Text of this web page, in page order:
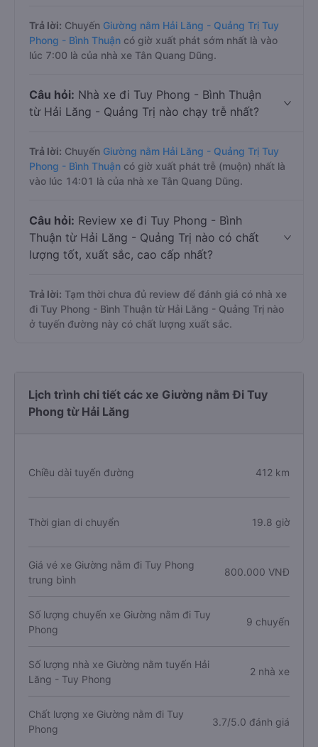
Trả lời: Chuyến Giường nằm Hải Lăng - Quảng Trị Tuy
Phong - Bình Thuận có giờ xuất phát sớm nhất là vào
lúc 7:00 là của nhà xe Tân Quang Dũng.
Câu hỏi: Nhà xe đi Tuy Phong - Bình Thuận
từ Hải Lăng - Quảng Trị nào chạy trễ nhất?
Trả lời: Chuyến Giường nằm Hải Lăng - Quảng Trị Tuy
Phong - Bình Thuận có giờ xuất phát trễ (muộn) nhất là
vào lúc 14:01 là của nhà xe Tân Quang Dũng.
Câu hỏi: Review xe đi Tuy Phong - Bình
Thuận từ Hải Lăng - Quảng Trị nào có chất
lượng tốt, xuất sắc, cao cấp nhất?
Trả lời: Tạm thời chưa đủ review để đánh giá có nhà xe
đi Tuy Phong - Bình Thuận từ Hải Lăng - Quảng Trị nào
ở tuyến đường này có chất lượng xuất sắc.
Lịch trình chi tiết các xe Giường nằm Đi Tuy
Phong từ Hải Lăng
Chiều dài tuyến đường 412 km
Thời gian di chuyển 19.8 giờ
Giá vé xe Giường nằm đi Tuy Phong
trung bình
800.000 VNĐ
Số lượng chuyến xe Giường nằm đi Tuy
Phong
9 chuyến
Số lượng nhà xe Giường nằm tuyến Hải
Lăng - Tuy Phong
2 nhà xe
Chất lượng xe Giường nằm đi Tuy
Phong
3.7/5.0 đánh giá